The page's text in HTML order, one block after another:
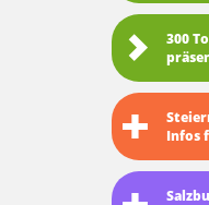
300
Infos